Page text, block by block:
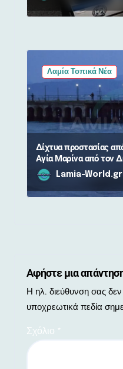
Λαμία Τοπικά Νέα
Δίχτυα προστασίας
Αγία Μαρίνα από τον
Lamia-
Αφήστε μια
Η ηλ. διεύθυνση σας δεν
υποχρεωτικά πεδία
Σχόλιο *